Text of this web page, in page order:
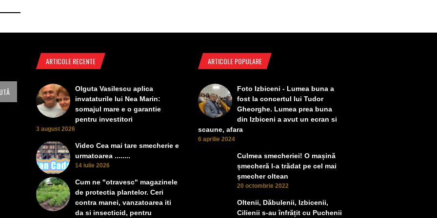
ARTICOLE RECENTE
Olguta Vasilescu aplica
invataturile lui Nea Marin:
somajul mare e o garantie
pentru investitori
3 august 2026
Video Cea mai tare smecherie e
urmatoarea ........
14 iulie 2026
Cum ne "otravesc" magazinele
de protectia plantelor. Ceri
contra manei, vanzatoarea iti
da si insecticid, pentru
ARTICOLE POPULARE
Foto Izbiceni - Lumea buna a
fost la concertul lui Tudor
Gheorghe. Lumea prea buna
din Izbiceni a avut un ecran si
scaune, afara
6 aprilie 2024
Culmea smecheriei! O mașină
șmecheră l-a trădat pe cel mai
șmecher oltean
20 octombrie 2022
Oltenii, Dăbulenii, Izbicenii,
Cilienii s-au înfrățit cu Puchenii